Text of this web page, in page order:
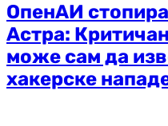
ОпенАИ
Астра:
може сам да
хакерске